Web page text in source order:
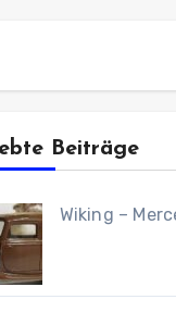
Beiträge
Wiking –